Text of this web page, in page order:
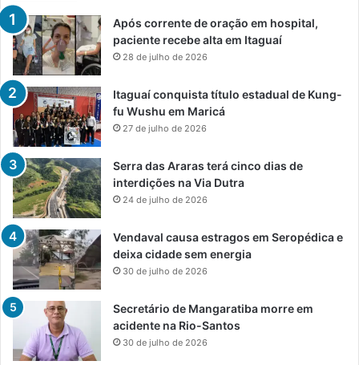
Após corrente de oração em hospital,
paciente recebe alta em Itaguaí
28 de julho de 2026
Itaguaí conquista título estadual de Kung-
fu Wushu em Maricá
27 de julho de 2026
Serra das Araras terá cinco dias de
interdições na Via Dutra
24 de julho de 2026
Vendaval causa estragos em Seropédica e
deixa cidade sem energia
30 de julho de 2026
Secretário de Mangaratiba morre em
acidente na Rio-Santos
30 de julho de 2026